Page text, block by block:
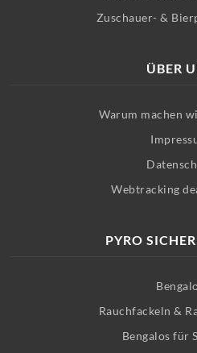
Zuschauer- &
ÜBER
Warum machen
Webtracking
PYRO
Rauchfackeln &
Bengalos für